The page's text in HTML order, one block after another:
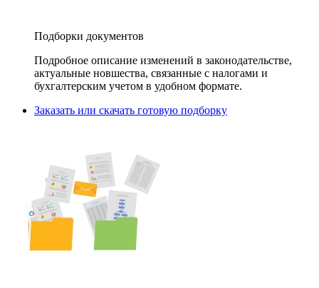
Подборки документов
Подробное описание изменений в законодательстве,
актуальные новшества, связанные с налогами и
бухгалтерским учетом в удобном формате.
Заказать или скачать готовую подборку